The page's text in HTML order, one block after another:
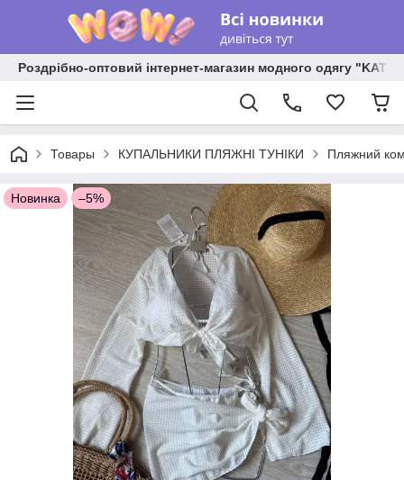
Роздрібно-оптовий інтернет-магазин модного одягу
Товары КУПАЛЬНИКИ ПЛЯЖНІ ТУНІКИ Пляжний
Новинка –5%